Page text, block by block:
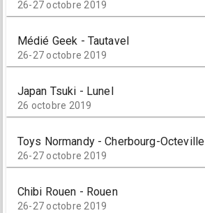
26-27 octobre 2019
Médié Geek - Tautavel
26-27 octobre 2019
Japan Tsuki - Lunel
26 octobre 2019
Toys Normandy - Cherbourg-Octeville
26-27 octobre 2019
Chibi Rouen - Rouen
26-27 octobre 2019